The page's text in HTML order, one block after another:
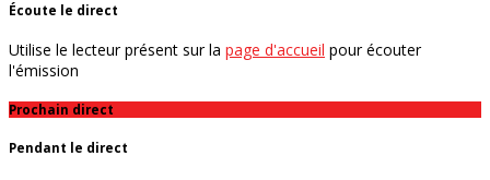
Écoute le direct
Utilise le lecteur présent sur la page d'accueil pour écouter
l'émission
Prochain direct
Pendant le direct